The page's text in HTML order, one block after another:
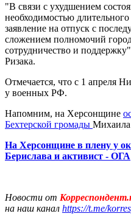
"В связи с ухудшением
необходимостью
заявление на отпуск с
сложением полномочий
сотрудничество и
Ризака.
Отмечается, что с 1 апреля
у военных РФ.
Напомним, на Херсонщине
Бехтерской громады Михаила
На Херсонщине в плену у
Берислава и активист - ОГА
Новости от
на наш канал https://t.me/